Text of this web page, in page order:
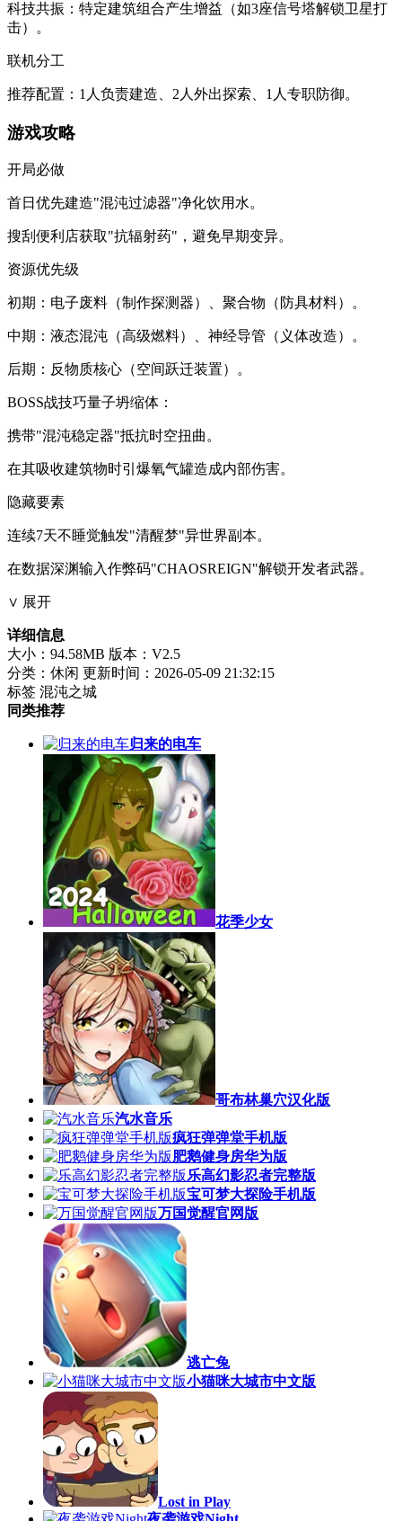
​​科技共振​​：特定建筑组合产生增益（如3座信号塔解锁卫星打
击）。
​​联机分工​​
推荐配置：1人负责建造、2人外出探索、1人专职防御。
​​游戏攻略​​
​​开局必做​​
首日优先建造"混沌过滤器"净化饮用水。
搜刮便利店获取"抗辐射药"，避免早期变异。
​​资源优先级​​
初期：电子废料（制作探测器）、聚合物（防具材料）。
中期：液态混沌（高级燃料）、神经导管（义体改造）。
后期：反物质核心（空间跃迁装置）。
​​BOSS战技巧​​​​量子坍缩体​​：
携带"混沌稳定器"抵抗时空扭曲。
在其吸收建筑物时引爆氧气罐造成内部伤害。
​​隐藏要素​​
连续7天不睡觉触发"清醒梦"异世界副本。
在数据深渊输入作弊码"CHAOSREIGN"解锁开发者武器。
∨ 展开
详细信息
大小：94.58MB 版本：V2.5
分类：休闲 更新时间：2026-05-09 21:32:15
标签 混沌之城
同类推荐
归来的电车
花季少女
哥布林巢穴汉化版
汽水音乐
疯狂弹弹堂手机版
肥鹅健身房华为版
乐高幻影忍者完整版
宝可梦大探险手机版
万国觉醒官网版
逃亡兔
小猫咪大城市中文版
Lost in Play